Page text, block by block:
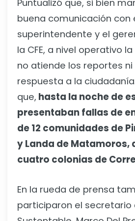
Puntualizó que, si bien
buena comunicación con
superintendente y el
la CFE, a nivel operativo
no atiende los reportes
respuesta a la
que, hasta la noche de
presentaban fallas de
de 12 comunidades de
y Landa de Matamoros,
cuatro colonias de
En la rueda de prensa
participaron el secretario